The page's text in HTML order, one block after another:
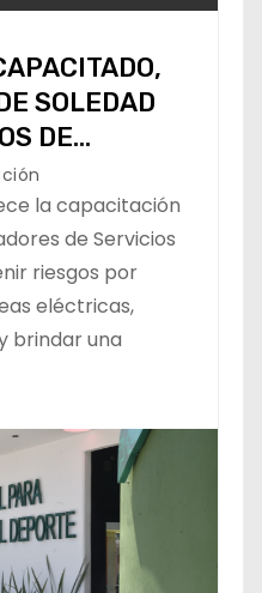
SOLEDAD
DE
la capacitación
de Servicios
riesgos por
eléctricas,
brindar una